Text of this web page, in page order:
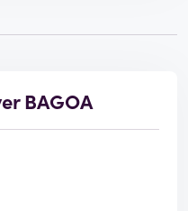
BAGOA